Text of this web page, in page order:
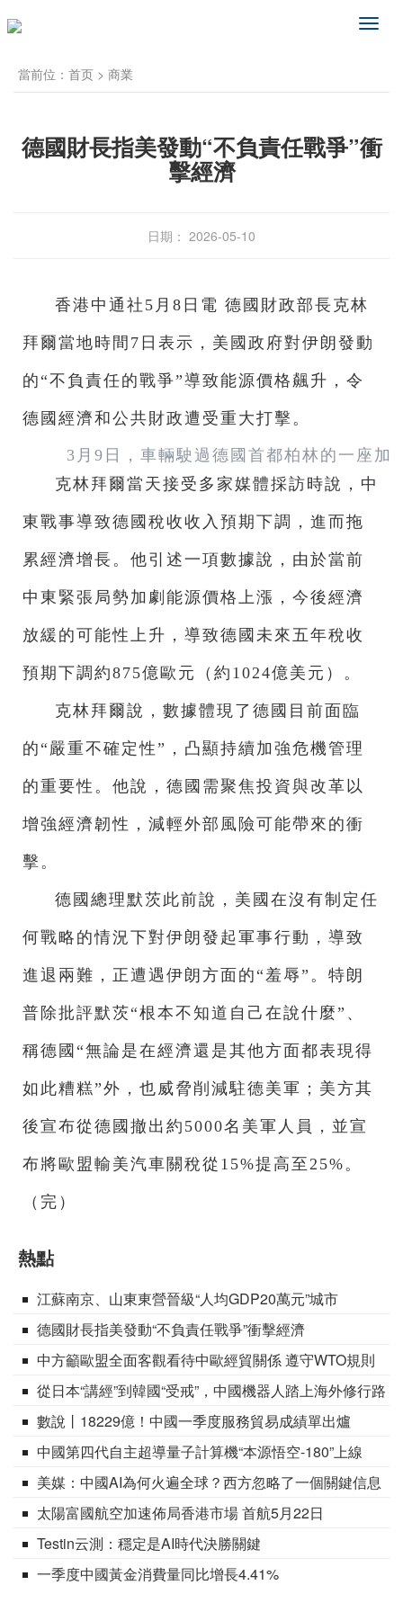
频
當前位： 首页 > 商業
德國財長指美發動“不負責任戰爭”衝
擊經濟
日期： 2026-05-10
香港中通社5月8日電 德國財政部長克林
拜爾當地時間7日表示，美國政府對伊朗發動
的“不負責任的戰爭”導致能源價格飆升，令
德國經濟和公共財政遭受重大打擊。
3月9日，車輛駛過德國首都柏林的一座加
克林拜爾當天接受多家媒體採訪時說，中
東戰事導致德國稅收收入預期下調，進而拖
累經濟增長。他引述一項數據說，由於當前
中東緊張局勢加劇能源價格上漲，今後經濟
放緩的可能性上升，導致德國未來五年稅收
預期下調約875億歐元（約1024億美元）。
克林拜爾說，數據體現了德國目前面臨
的“嚴重不確定性”，凸顯持續加強危機管理
的重要性。他說，德國需聚焦投資與改革以
增強經濟韌性，減輕外部風險可能帶來的衝
擊。
德國總理默茨此前說，美國在沒有制定任
何戰略的情況下對伊朗發起軍事行動，導致
進退兩難，正遭遇伊朗方面的“羞辱”。特朗
普除批評默茨“根本不知道自己在說什麼”、
稱德國“無論是在經濟還是其他方面都表現得
如此糟糕”外，也威脅削減駐德美軍；美方其
後宣布從德國撤出約5000名美軍人員，並宣
布將歐盟輸美汽車關稅從15%提高至25%。
（完）
熱點
江蘇南京、山東東營晉級“人均GDP20萬元”城市
德國財長指美發動“不負責任戰爭”衝擊經濟
中方籲歐盟全面客觀看待中歐經貿關係 遵守WTO規則
從日本“講經”到韓國“受戒”，中國機器人踏上海外修行路
數說丨18229億！中國一季度服務貿易成績單出爐
中國第四代自主超導量子計算機“本源悟空-180”上線
美媒：中國AI為何火遍全球？西方忽略了一個關鍵信息
太陽富國航空加速佈局香港市場 首航5月22日
Testin云測：穩定是AI時代決勝關鍵
一季度中國黃金消費量同比增長4.41%